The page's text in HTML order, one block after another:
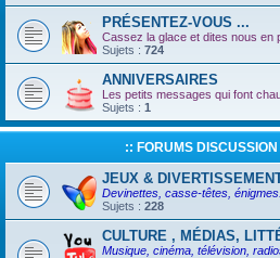
PRÉSENTEZ-VOUS ...
Cassez la glace et dites nous en
Sujets : 724
ANNIVERSAIRES
Les petits messages qui font
Sujets : 1
:: FORUMS
JEUX &
Devinettes, casse-têtes,
Sujets : 228
CULTURE , MÉDIAS,
Musique, cinéma, télévision,